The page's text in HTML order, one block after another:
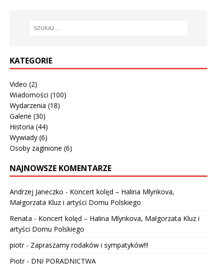
KATEGORIE
Video (2)
Wiadomości (100)
Wydarzenia (18)
Galerie (30)
Historia (44)
Wywiady (6)
Osoby zaginione (6)
NAJNOWSZE KOMENTARZE
Andrzej Janeczko - Koncert kolęd – Halina Mlynkova,
Małgorzata Kluz i artyści Domu Polskiego
Renata - Koncert kolęd – Halina Mlynkova, Małgorzata Kluz i
artyści Domu Polskiego
piotr- Zapraszamy rodaków i sympatyków!!!
Piotr- DNI PORADNICTWA